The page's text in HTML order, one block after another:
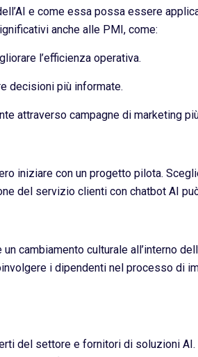
e come essa possa essere
anche alle PMI, come:
l’efficienza operativa.
decisioni più informate.
attraverso campagne di marketing
con un progetto pilota.
del servizio clienti con chatbot AI
cambiamento culturale all’interno
i dipendenti nel processo di
del settore e fornitori di soluzioni